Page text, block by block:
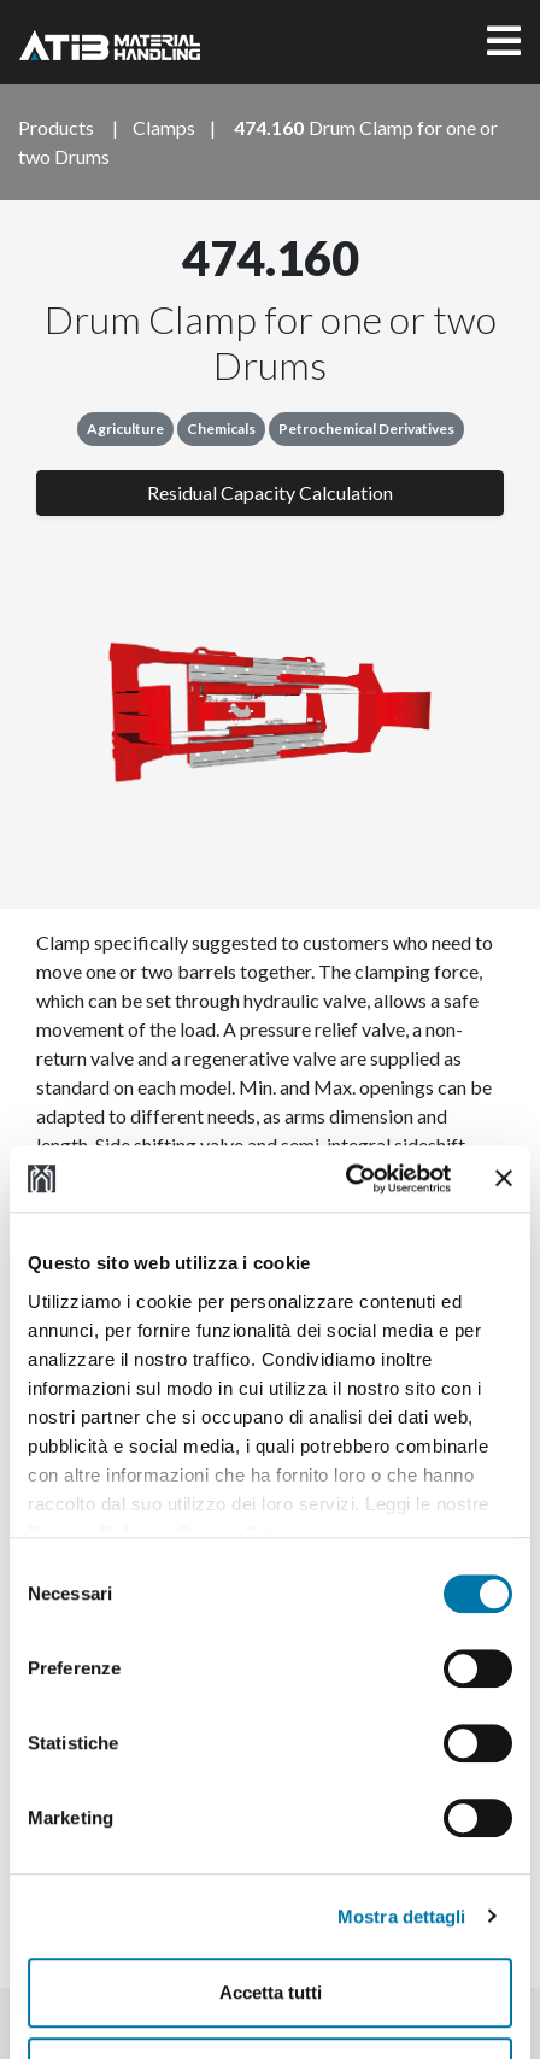
Questo sito web utilizza i cookie
Utilizziamo i cookie per personalizzare contenuti ed
annunci, per fornire funzionalità dei social media e per
analizzare il nostro traffico. Condividiamo inoltre
informazioni sul modo in cui utilizza il nostro sito con i
nostri partner che si occupano di analisi dei dati web,
pubblicità e social media, i quali potrebbero combinarle
con altre informazioni che ha fornito loro o che hanno
raccolto dal suo utilizzo dei loro servizi. Leggi le nostre
delNecessari
Preferenze
Statistiche
Marketing
Mostra dettagli
Accetta tutti
Products | Clamps | 474.160 Drum Clamp for one or
two Drums
474.160
Drum Clamp for one or two
Drums
Agriculture Chemicals Petrochemical Derivatives
Residual Capacity Calculation
Clamp specifically suggested to customers who need to
move one or two barrels together. The clamping force,
which can be set through hydraulic valve, allows a safe
movement of the load. A pressure relief valve, a non-
return valve and a regenerative valve are supplied as
standard on each model. Min. and Max. openings can be
adapted to different needs, as arms dimension and
length. Side shifting valve and semi-integral sideshift
available on request.
Download User's Manual
Download Spare Parts Manual
Data Sheet